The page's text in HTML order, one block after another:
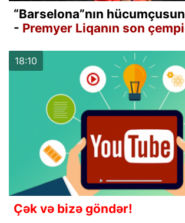
“Barselona”nın
- Premyer Liqanın son
18:10
Çək və bizə göndər!